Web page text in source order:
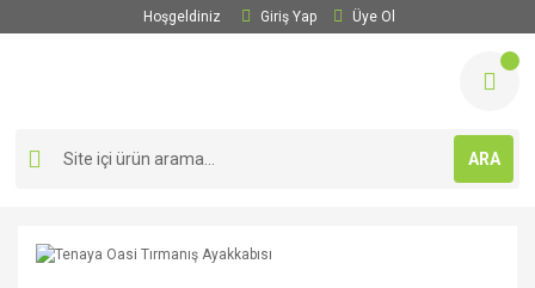
Hoşgeldiniz Giriş Yap Üye Ol
ARA